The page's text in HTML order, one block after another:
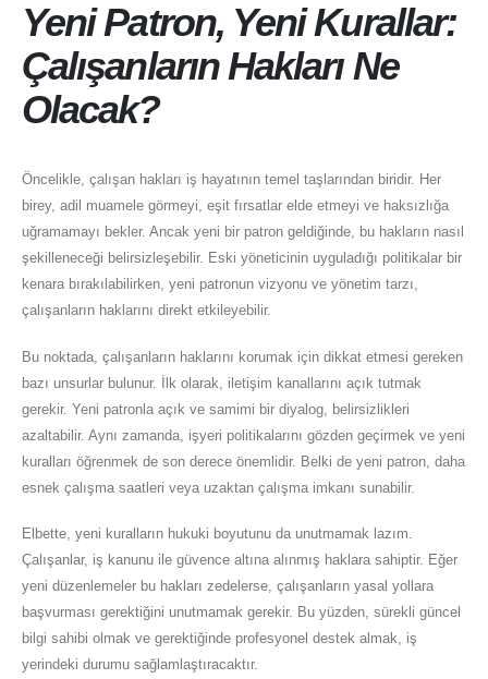
Yeni Patron, Yeni Kurallar:
Çalışanların Hakları Ne
Olacak?
Öncelikle, çalışan hakları iş hayatının temel taşlarından biridir. Her
birey, adil muamele görmeyi, eşit fırsatlar elde etmeyi ve haksızlığa
uğramamayı bekler. Ancak yeni bir patron geldiğinde, bu hakların nasıl
şekilleneceği belirsizleşebilir. Eski yöneticinin uyguladığı politikalar bir
kenara bırakılabilirken, yeni patronun vizyonu ve yönetim tarzı,
çalışanların haklarını direkt etkileyebilir.
Bu noktada, çalışanların haklarını korumak için dikkat etmesi gereken
bazı unsurlar bulunur. İlk olarak, iletişim kanallarını açık tutmak
gerekir. Yeni patronla açık ve samimi bir diyalog, belirsizlikleri
azaltabilir. Aynı zamanda, işyeri politikalarını gözden geçirmek ve yeni
kuralları öğrenmek de son derece önemlidir. Belki de yeni patron, daha
esnek çalışma saatleri veya uzaktan çalışma imkanı sunabilir.
Elbette, yeni kuralların hukuki boyutunu da unutmamak lazım.
Çalışanlar, iş kanunu ile güvence altına alınmış haklara sahiptir. Eğer
yeni düzenlemeler bu hakları zedelerse, çalışanların yasal yollara
başvurması gerektiğini unutmamak gerekir. Bu yüzden, sürekli güncel
bilgi sahibi olmak ve gerektiğinde profesyonel destek almak, iş
yerindeki durumu sağlamlaştıracaktır.